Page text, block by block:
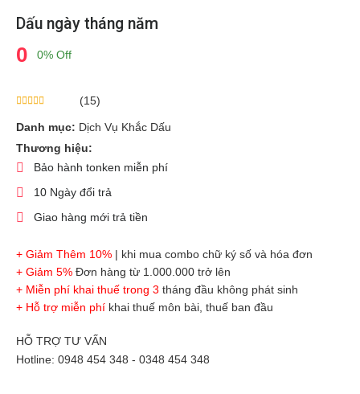
Dấu ngày tháng năm
0 0% Off
(15)
Danh mục: Dịch Vụ Khắc Dấu
Thương hiệu:
Bảo hành tonken miễn phí
10 Ngày đổi trả
Giao hàng mới trả tiền
+ Giảm Thêm 10% | khi mua combo chữ ký số và hóa đơn
+ Giảm 5% Đơn hàng từ 1.000.000 trở lên
+ Miễn phí khai thuế trong 3 tháng đầu không phát sinh
+ Hỗ trợ miễn phí khai thuế môn bài, thuế ban đầu
HỖ TRỢ TƯ VẤN
Hotline: 0948 454 348 - 0348 454 348